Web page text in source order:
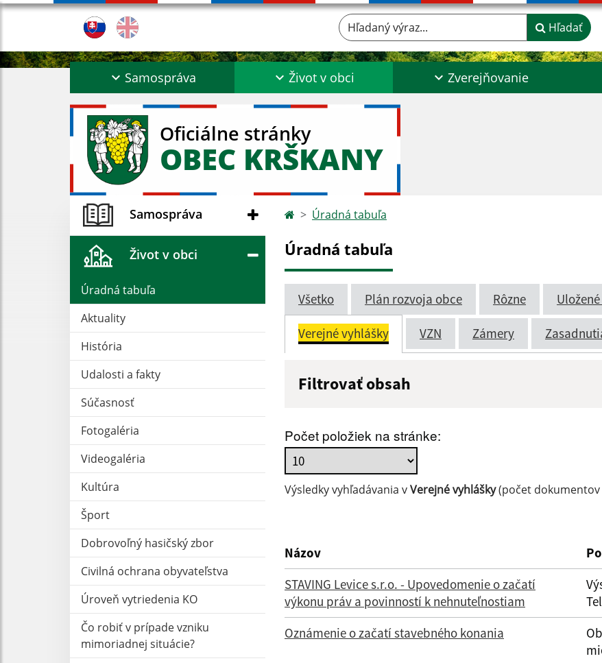
Hľadaný výraz... Hľadať
Samospráva Život v obci Zverejňovanie
Oficiálne stránky
OBEC KRŠKANY
Samospráva
Život v obci
Úradná tabuľa
Aktuality
História
Udalosti a fakty
Súčasnosť
Fotogaléria
Videogaléria
Kultúra
Šport
Dobrovoľný hasičský zbor
Civilná ochrana obyvateľstva
Úroveň vytriedenia KO
Čo robiť v prípade vzniku
mimoriadnej situácie?
Úradná tabuľa
Úradná tabuľa
Všetko Plán rozvoja obce Rôzne
Verejné vyhlášky VZN Zámery
Filtrovať obsah
Dátum zverejnenia do:
Počet položiek na stránke:
Výsledky vyhľadávania vVerejné vyhlášky(počet dokumentov
Názov
STAVING Levice s.r.o. - Upovedomenie o začatí
výkonu práv a povinností k nehnuteľnostiam
Oznámenie o začatí stavebného konania